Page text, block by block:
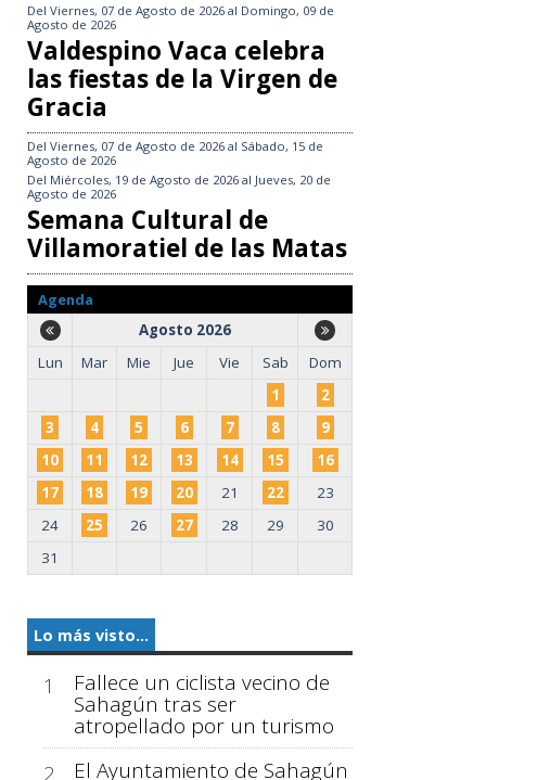
Del Viernes, 07 de Agosto de 2026 al Domingo, 09 de
Agosto de 2026
Valdespino Vaca celebra
las fiestas de la Virgen de
Gracia
Del Viernes, 07 de Agosto de 2026 al Sábado, 15 de
Agosto de 2026
Del Miércoles, 19 de Agosto de 2026 al Jueves, 20 de
Agosto de 2026
Semana Cultural de
Villamoratiel de las Matas
Agenda
Agosto 2026
Lun
Mar Mie Jue Vie Sab
Dom
1
2
3
4 5 6 7 8
9
10
11 12 13 14 15
16
17
18 19 20 21 22
23
24
25 26 27 28 29
30
31
Lo más visto...
1 Fallece un ciclista vecino de
Sahagún tras ser
atropellado por un turismo
2
El Ayuntamiento de Sahagún